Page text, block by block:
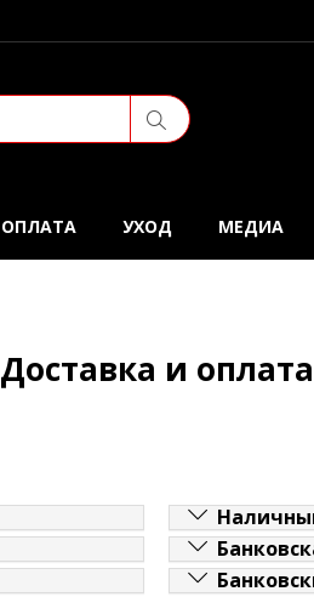
УХОД МЕДИА
Доставка и оплата